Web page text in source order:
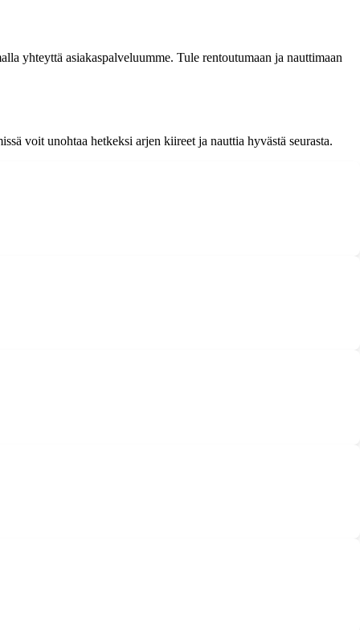
yhteyttä asiakaspalveluumme. Tule rentoutumaan ja nauttimaan
voit unohtaa hetkeksi arjen kiireet ja nauttia hyvästä seurasta.